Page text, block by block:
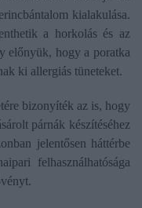
kialakulása.
a horkolás és az
előnyük, hogy a poratka
ki allergiás tüneteket.
bizonyíték az is, hogy
párnák készítéséhez
jelentősen háttérbe
felhasználhatósága